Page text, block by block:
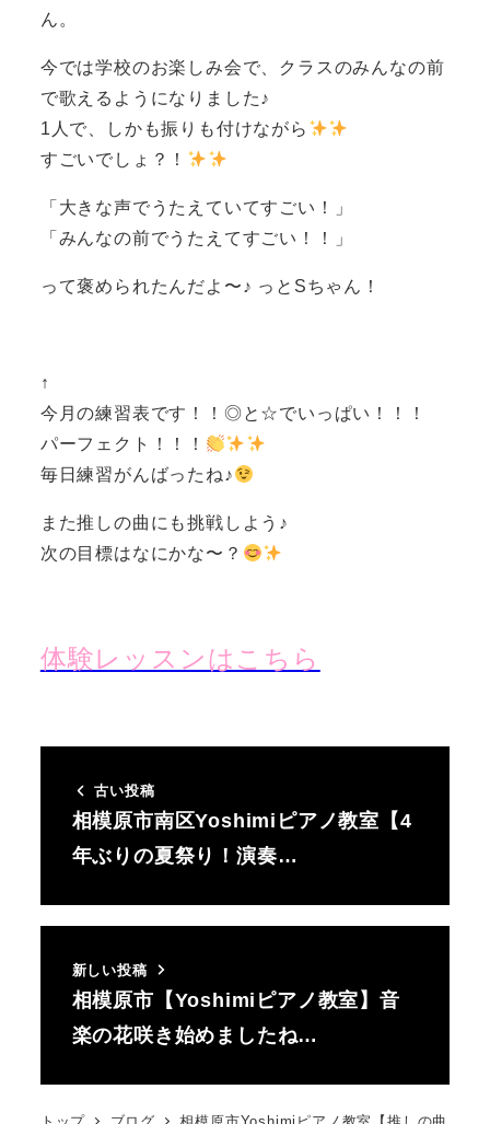
ん。
今では学校のお楽しみ会で、クラスのみんなの前
で歌えるようになりました♪
1人で、しかも振りも付けながら
すごいでしょ？！
「大きな声でうたえていてすごい！」
「みんなの前でうたえてすごい！！」
って褒められたんだよ〜♪ っとSちゃん！
↑
今月の練習表です！！◎と☆でいっぱい！！！
パーフェクト！！！
毎日練習がんばったね♪
また推しの曲にも挑戦しよう♪
次の目標はなにかな〜？
体験レッスンはこちら
古い投稿
相模原市南区Yoshimiピアノ教室【4
年ぶりの夏祭り！演奏…
新しい投稿
相模原市【Yoshimiピアノ教室】音
楽の花咲き始めましたね…